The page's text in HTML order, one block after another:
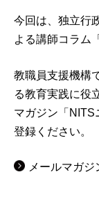
今回は、独立行
よる講師コラム「
教職員支援機構
る教育実践に役
マガジン「NITS
登録ください。
メールマガ